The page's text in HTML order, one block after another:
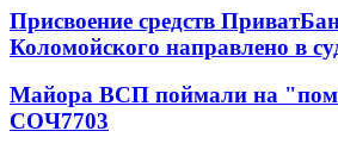
Присвоение средств
Коломойского направлено в
Майора ВСП поймали на
СОЧ7703